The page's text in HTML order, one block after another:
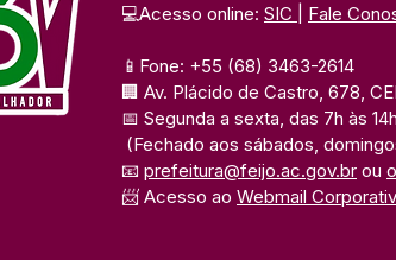
💻Acesso online: SIC Fale
📱Fone: +55 (68) 3463-2614
🏢 Av. Plácido de Castro, 678,
📅 Segunda a sexta, das 7h às 14h
(Fechado aos sábados,
📧 prefeitura@feijo.ac.gov.br ou
📨 Acesso ao Webmail